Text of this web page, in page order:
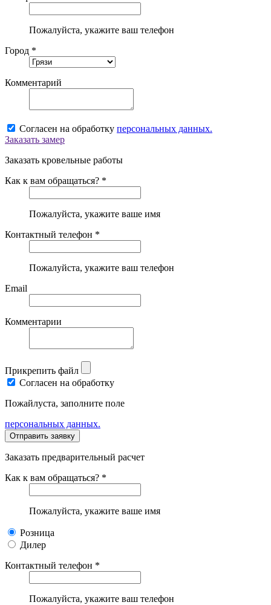
Пожалуйста, укажите ваш телефон
Город *
Комментарий
Согласен на обработку персональных данных.
Заказать замер
Заказать кровельные работы
Как к вам обращаться? *
Пожалуйста, укажите ваше имя
Контактный телефон *
Пожалуйста, укажите ваш телефон
Email
Комментарии
Прикрепить файл
Согласен на обработку
Пожайлуста, заполните поле
персональных данных.
Заказать предварительный расчет
Как к вам обращаться? *
Пожалуйста, укажите ваше имя
Розница
Дилер
Контактный телефон *
Пожалуйста, укажите ваш телефон